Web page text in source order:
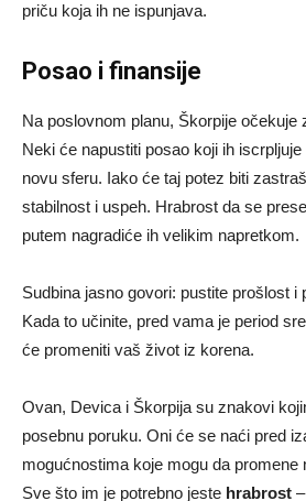
priču koja ih ne ispunjava.
Posao i finansije
Na poslovnom planu, Škorpije očekuje
Neki će napustiti posao koji ih
novu sferu. Iako će taj potez biti
stabilnost i uspeh. Hrabrost da se
putem nagradiće ih velikim napretkom.
Sudbina jasno govori: pustite prošlost i
Kada to učinite, pred vama je period
će promeniti vaš život iz korena.
Ovan, Devica i Škorpija su znakovi
posebnu poruku. Oni će se naći pred
mogućnostima koje mogu da promene
Sve što im je potrebno jeste hrabrost